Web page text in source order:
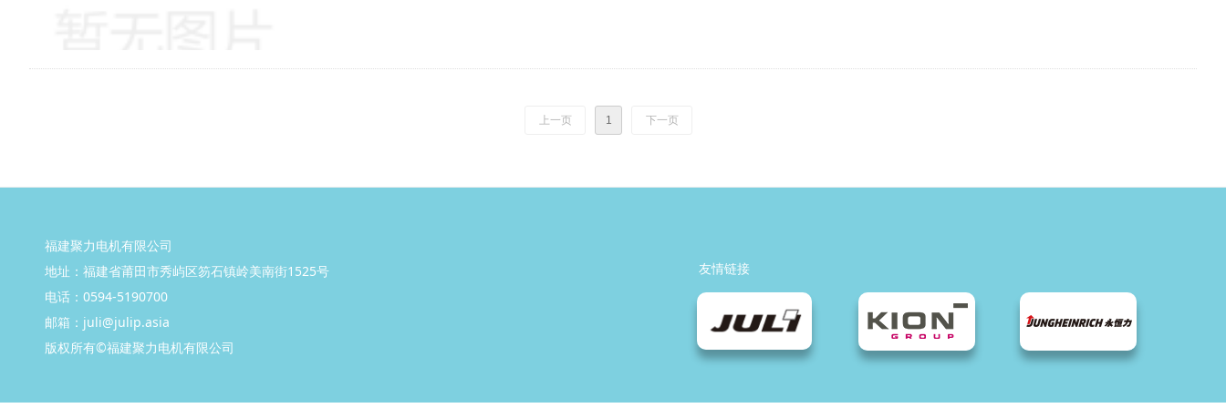
上一页 1 下一页
福建聚力电机有限公司
地址：福建省莆田市秀屿区笏石镇岭美南街1525号
电话：0594-5190700
邮箱：juli@julip.asia
版权所有©福建聚力电机有限公司
友情链接